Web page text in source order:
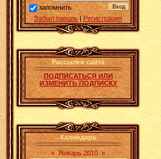
запомнить
Забыл пароль | Регистрация
Рассылки сайта
ПОДПИСАТЬСЯ ИЛИ
ИЗМЕНИТЬ ПОДПИСКУ
Календарь
« Январь 2010 »